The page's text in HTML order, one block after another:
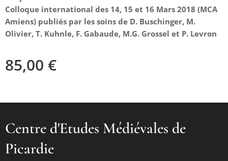
Colloque international des 14, 15 et 16 Mars 2018 (MCA
Amiens) publiés par les soins de D. Buschinger, M.
Olivier, T. Kuhnle, F. Gabaude, M.G. Grossel et P. Levron
85,00 €
Centre d'Etudes Médiévales de
Picardie